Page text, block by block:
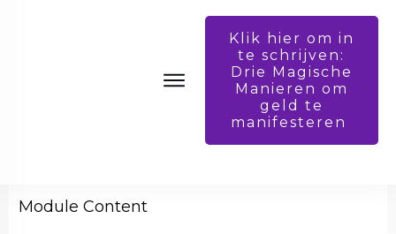
Klik hier om in
te schrijven:
Drie Magische
Manieren om
geld te
manifesteren
JANUARI 2, 2022
Het GMB bedrijfsprofiel
Module Content